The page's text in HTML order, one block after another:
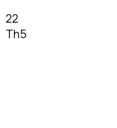
22
Th5